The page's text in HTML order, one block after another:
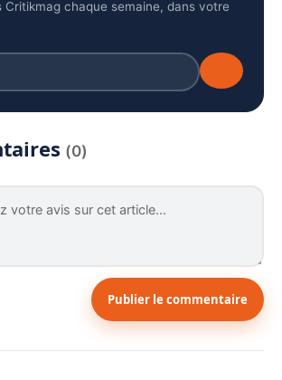
Critikmag chaque semaine, dans votre
(0)
Publier le commentaire